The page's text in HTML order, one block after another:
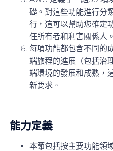
礎。對這些功能進行分
行，這可以幫助您確定
任所有者和利害關係人。
每項功能都包含不同的
端旅程的進展（包括治
端環境的發展和成熟，
新要求。
能力定義
本節包括按主要功能領